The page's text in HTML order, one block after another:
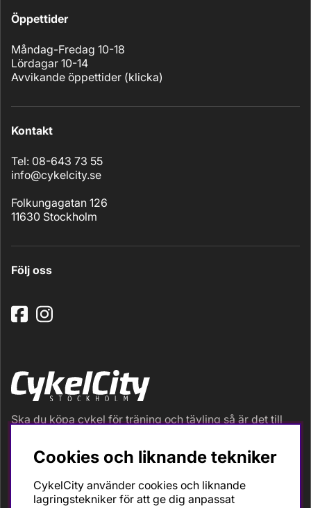
Öppettider
Måndag-Fredag 10-18
Lördagar 10-14
Avvikande öppettider (klicka)
Kontakt
Tel: 08-643 73 55
info@cykelcity.se
Folkungagatan 126
11630 Stockholm
Följ oss
Ska du köpa cykel för träning och tävling så är det till
Vi är en mycket personlig cykelaffär med hög
servicegrad och alla vi som jobbar är inbitna cyklister
och dess produkter. Gör din bästa cykelaffär på
CykelCity!
Cookies och liknande tekniker
CykelCity använder cookies och liknande
lagringstekniker för att ge dig anpassat